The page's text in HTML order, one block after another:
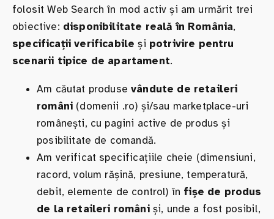
folosit Web Search în mod activ și am urmărit trei
obiective: disponibilitate reală în România,
specificații verificabile și potrivire pentru
scenarii tipice de apartament.
Am căutat produsevândute de retaileri
români (domenii .ro) și/sau marketplace-uri
românești, cu pagini active de produs și
posibilitate de comandă.
Am verificat specificațiile cheie (dimensiuni,
racord, volum rășină, presiune, temperatură,
debit, elemente de control) în fișe de produs
de la retaileri româniși, unde a fost posibil,